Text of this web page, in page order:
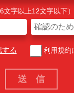
字以上12文字以下）
る 利用規約